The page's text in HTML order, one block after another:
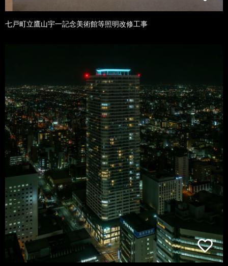
七戸町立鷹山宇一記念美術館等照明改修工事